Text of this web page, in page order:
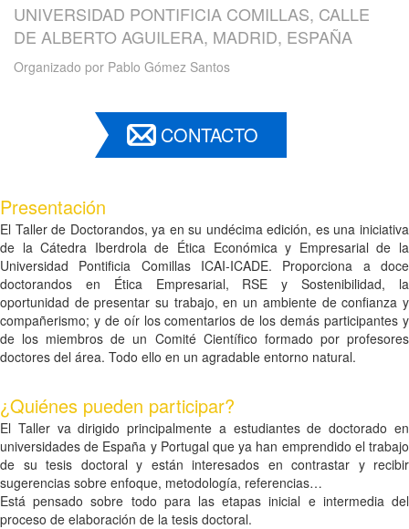
UNIVERSIDAD PONTIFICIA COMILLAS, CALLE
DE ALBERTO AGUILERA, MADRID, ESPAÑA
Organizado por Pablo Gómez Santos
CONTACTO
Presentación
El Taller de Doctorandos, ya en su undécima edición, es una iniciativa
de la Cátedra Iberdrola de Ética Económica y Empresarial de la
Universidad Pontificia Comillas ICAI-ICADE. Proporciona a doce
doctorandos en Ética Empresarial, RSE y Sostenibilidad, la
oportunidad de presentar su trabajo, en un ambiente de confianza y
compañerismo; y de oír los comentarios de los demás participantes y
de los miembros de un Comité Científico formado por profesores
doctores del área. Todo ello en un agradable entorno natural.
¿Quiénes pueden participar?
El Taller va dirigido principalmente a estudiantes de doctorado en
universidades de España y Portugal que ya han emprendido el trabajo
de su tesis doctoral y están interesados en contrastar y recibir
sugerencias sobre enfoque, metodología, referencias…
Está pensado sobre todo para las etapas inicial e intermedia del
proceso de elaboración de la tesis doctoral.